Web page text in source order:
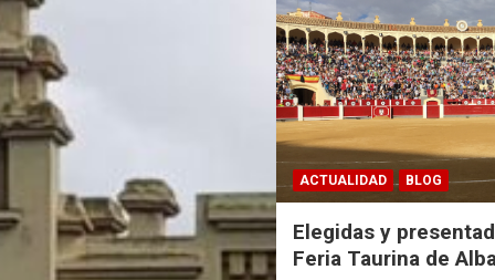
ACTUALIDAD BLOG
Elegidas y
Feria Taurina de